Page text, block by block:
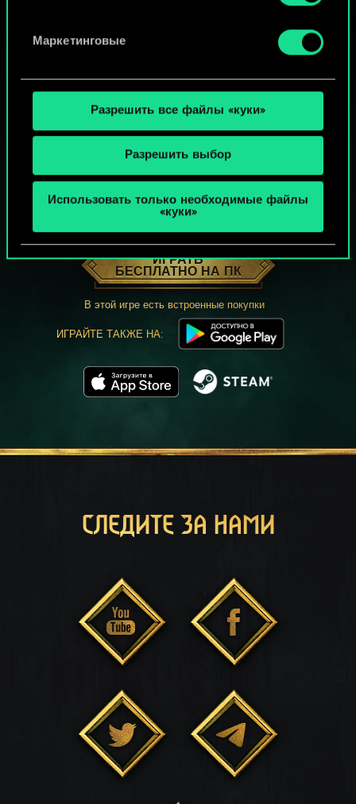
Маркетинговые
Разрешить все файлы «куки»
Разрешить выбор
Использовать только необходимые файлы
«куки»
ИГРАТЬ
БЕСПЛАТНО НА ПК
В этой игре есть встроенные покупки
ИГРАЙТЕ ТАКЖЕ НА:
СЛЕДИТЕ ЗА НАМИ